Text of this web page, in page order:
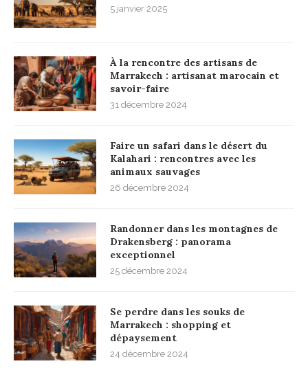
5 janvier 2025
À la rencontre des artisans de
Marrakech : artisanat marocain et
savoir-faire
31 décembre 2024
Faire un safari dans le désert du
Kalahari : rencontres avec les
animaux sauvages
26 décembre 2024
Randonner dans les montagnes de
Drakensberg : panorama
exceptionnel
25 décembre 2024
Se perdre dans les souks de
Marrakech : shopping et
dépaysement
24 décembre 2024